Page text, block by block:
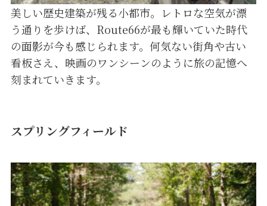
美しい歴史建築が残る小都市。レトロな空気が漂
う通りを歩けば、Route66が最も輝いていた時代
の面影が今も感じられます。何気ない街角や古い
看板さえ、映画のワンシーンのように旅の記憶へ
刻まれていきます。
スプリングフィールド